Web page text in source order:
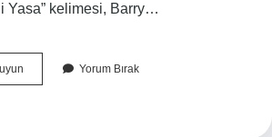
Yasa” kelimesi, Barry…
Muhafazakâr
Olmak
Yorum Bırak